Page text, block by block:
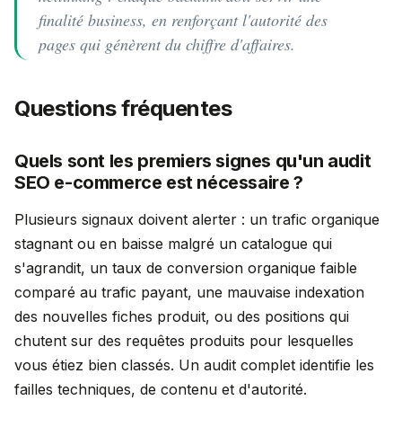
finalité business, en renforçant l'autorité des
pages qui génèrent du chiffre d'affaires.
Questions fréquentes
Quels sont les premiers signes qu'un audit
SEO e-commerce est nécessaire ?
Plusieurs signaux doivent alerter : un trafic organique
stagnant ou en baisse malgré un catalogue qui
s'agrandit, un taux de conversion organique faible
comparé au trafic payant, une mauvaise indexation
des nouvelles fiches produit, ou des positions qui
chutent sur des requêtes produits pour lesquelles
vous étiez bien classés. Un audit complet identifie les
failles techniques, de contenu et d'autorité.